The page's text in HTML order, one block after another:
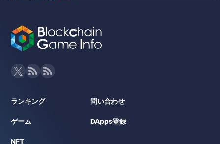
ランキング
ゲーム
NFT
問い合わせ
DApps登録